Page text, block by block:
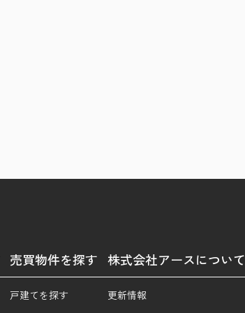
売買物件を探す
戸建てを探す
株式会社アースについて
更新情報